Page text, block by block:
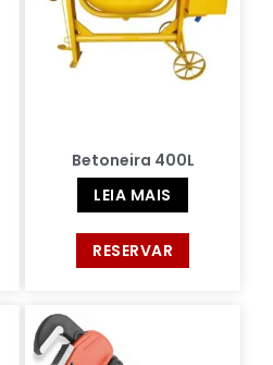
Betoneira 400L
LEIA MAIS
RESERVAR